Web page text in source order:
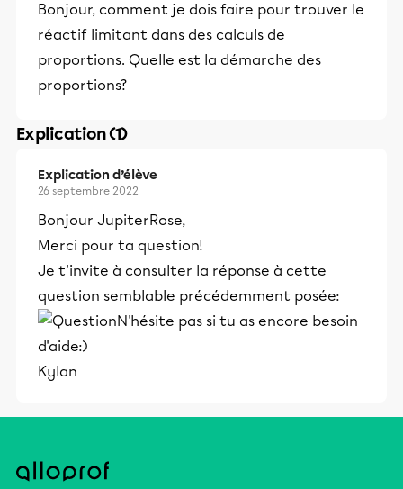
Bonjour, comment je dois faire pour trouver le
réactif limitant dans des calculs de
proportions. Quelle est la démarche des
proportions?
Explication (1)
Explication d’élève
26 septembre 2022
Bonjour JupiterRose,
Merci pour ta question!
Je t'invite à consulter la réponse à cette
question semblable précédemment posée:
N'hésite pas si tu as encore besoin
d'aide:)
Kylan